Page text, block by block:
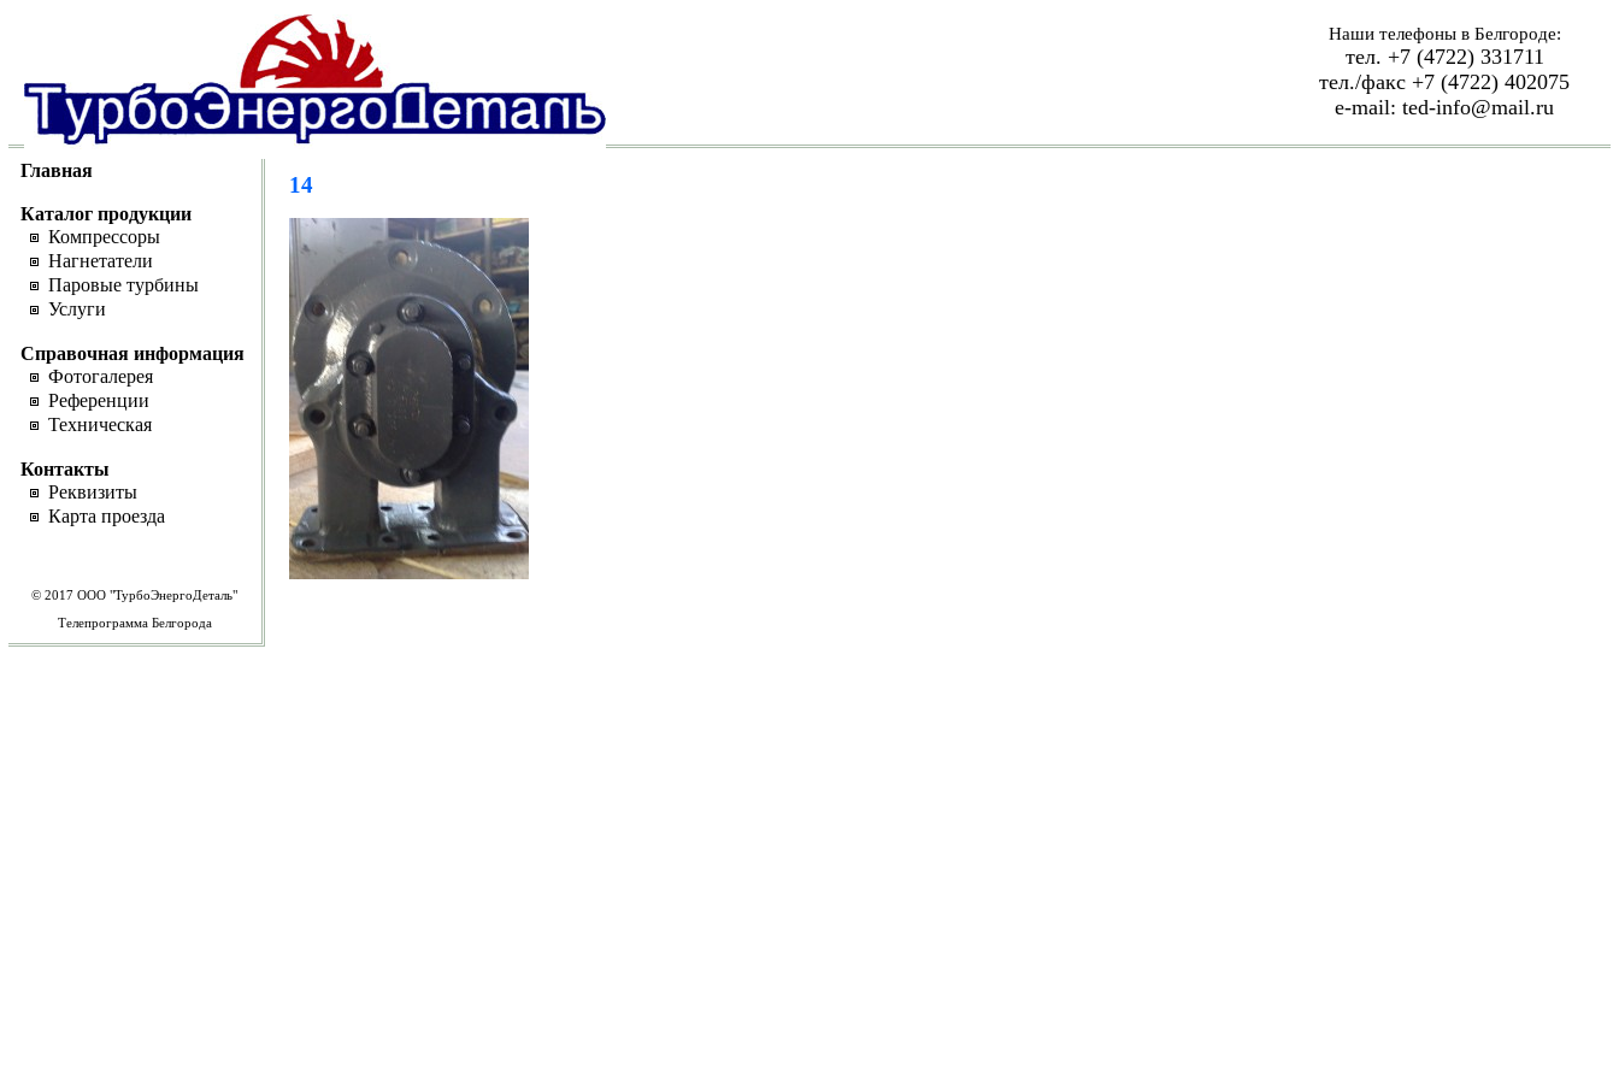
Наши телефоны в Белгороде:
тел. +7 (4722) 331711
тел./факс +7 (4722) 402075
e-mail: ted-info@mail.ru
Главная
Каталог продукции
Компрессоры
Нагнетатели
Паровые турбины
Услуги
Справочная информация
Фотогалерея
Референции
Техническая
Контакты
Реквизиты
Карта проезда
© 2017ООО "ТурбоЭнергоДеталь"
Телепрограмма Белгорода
14